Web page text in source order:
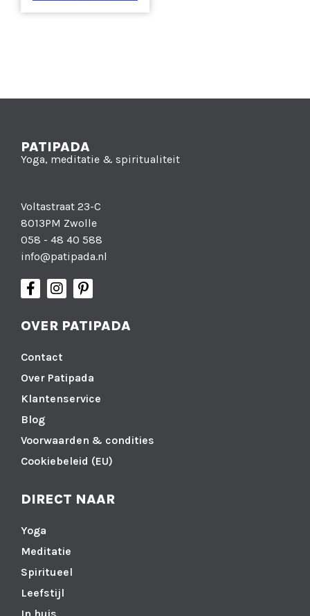
PATIPADA
Yoga, meditatie & spiritualiteit
Voltastraat 23-C
8013PM Zwolle
058 - 48 40 588
info@patipada.nl
OVER PATIPADA
Contact
Over Patipada
Klantenservice
Blog
Voorwaarden & condities
Cookiebeleid (EU)
DIRECT NAAR
Yoga
Meditatie
Spiritueel
Leefstijl